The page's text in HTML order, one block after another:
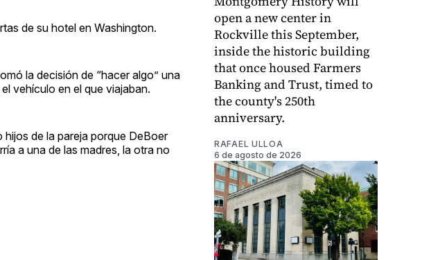
de su hotel en Washington.
la decisión de “hacer algo” una
vehículo en el que viajaban.
de la pareja porque DeBoer
a una de las madres, la otra no
open a new center in
Rockville this September,
inside the historic building
that once housed Farmers
Banking and Trust, timed to
the county's 250th
anniversary.
RAFAEL ULLOA
6 de agosto de 2026